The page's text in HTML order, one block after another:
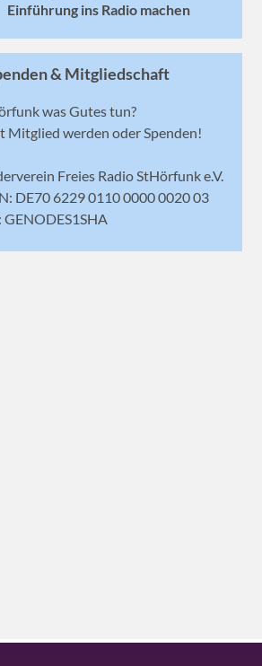
Einführung ins Radio machen
& Mitgliedschaft
was Gutes tun?
Mitglied werden oder Spenden!
Freies Radio StHörfunk e.V.
DE70 6229 0110 0000 0020 03
GENODES1SHA